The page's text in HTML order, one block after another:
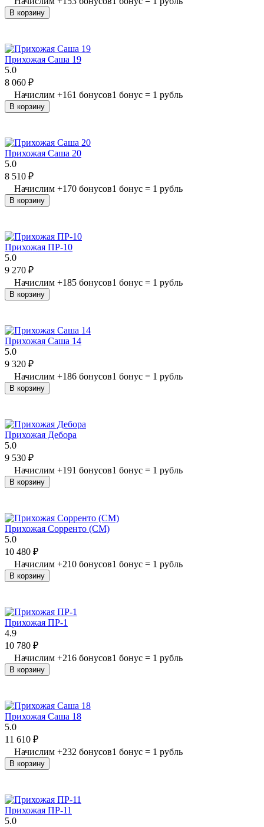
В корзину
Прихожая Саша 19
5.0
8 060 ₽
Начислим +161 бонусов1 бонус = 1 рубль
В корзину
Прихожая Саша 20
5.0
8 510 ₽
Начислим +170 бонусов1 бонус = 1 рубль
В корзину
Прихожая ПР-10
5.0
9 270 ₽
Начислим +185 бонусов1 бонус = 1 рубль
В корзину
Прихожая Саша 14
5.0
9 320 ₽
Начислим +186 бонусов1 бонус = 1 рубль
В корзину
Прихожая Дебора
5.0
9 530 ₽
Начислим +191 бонусов1 бонус = 1 рубль
В корзину
Прихожая Сорренто (СМ)
5.0
10 480 ₽
Начислим +210 бонусов1 бонус = 1 рубль
В корзину
Прихожая ПР-1
4.9
10 780 ₽
Начислим +216 бонусов1 бонус = 1 рубль
В корзину
Прихожая Саша 18
5.0
11 610 ₽
Начислим +232 бонусов1 бонус = 1 рубль
В корзину
Прихожая ПР-11
5.0